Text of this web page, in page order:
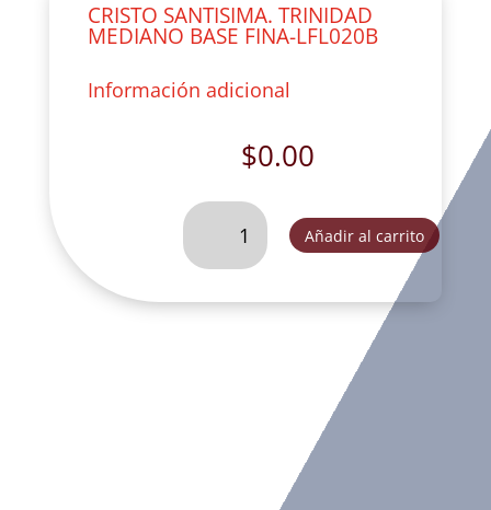
CRISTO SANTISIMA. TRINIDAD
MEDIANO BASE FINA-LFL020B
Información adicional
$0.00
CRISTO
SANTISIMA.
TRINIDAD
BASE
Añadir al carrito